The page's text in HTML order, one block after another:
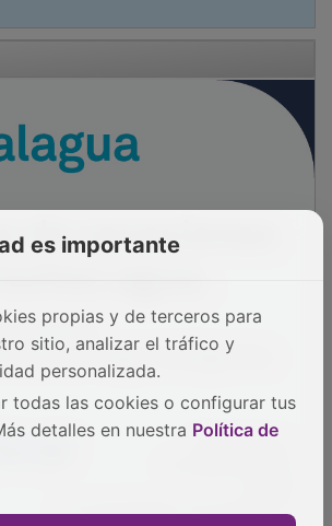
es importante
propias y de terceros para
sitio, analizar el tráfico y
personalizada.
todas las cookies o configurar tus
detalles en nuestra Política de